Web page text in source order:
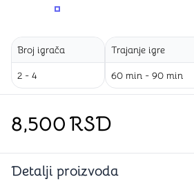
PROMENITE UGAO GLEDANJA
Broj igrača
2 - 4
Trajanje igre
60 min - 90 min
8,500RSD
Detalji proizvoda